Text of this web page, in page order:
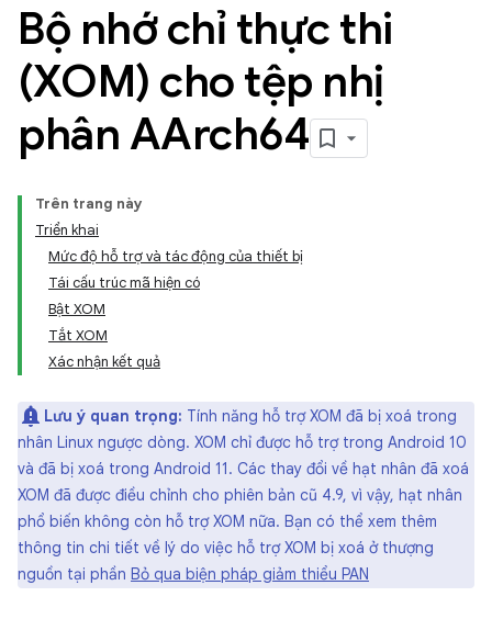
Bộ nhớ chỉ thực thi
(XOM) cho tệp nhị
phân AArch64
Trên trang này
Triển khai
Mức độ hỗ trợ và tác động của thiết bị
Tái cấu trúc mã hiện có
Bật XOM
Tắt XOM
Xác nhận kết quả
Lưu ý quan trọng: Tính năng hỗ trợ XOM đã bị xoá trong
nhân Linux ngược dòng. XOM chỉ được hỗ trợ trong Android 10
và đã bị xoá trong Android 11. Các thay đổi về hạt nhân đã xoá
XOM đã được điều chỉnh cho phiên bản cũ 4.9, vì vậy, hạt nhân
phổ biến không còn hỗ trợ XOM nữa. Bạn có thể xem thêm
thông tin chi tiết về lý do việc hỗ trợ XOM bị xoá ở thượng
nguồn tại phần Bỏ qua biện pháp giảm thiểu PAN